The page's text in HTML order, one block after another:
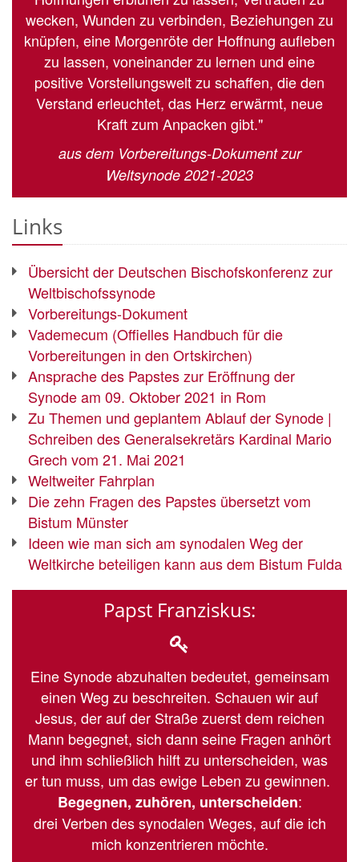
wecken, Wunden zu verbinden, Beziehungen zu
knüpfen, eine Morgenröte der Hoffnung aufleben
zu lassen, voneinander zu lernen und eine
positive Vorstellungswelt zu schaffen, die den
Verstand erleuchtet, das Herz erwärmt, neue
Kraft zum Anpacken gibt."
aus dem Vorbereitungs-Dokument zur
Weltsynode 2021-2023
Links
Übersicht der Deutschen Bischofskonferenz zur
Weltbischofssynode
Vorbereitungs-Dokument
Vademecum (Offielles Handbuch für die
Vorbereitungen in den Ortskirchen)
Ansprache des Papstes zur Eröffnung der
Synode am 09. Oktober 2021 in Rom
Zu Themen und geplantem Ablauf der Synode |
Schreiben des Generalsekretärs Kardinal Mario
Grech vom 21. Mai 2021
Weltweiter Fahrplan
Die zehn Fragen des Papstes übersetzt vom
Bistum Münster
Ideen wie man sich am synodalen Weg der
Weltkirche beteiligen kann aus dem Bistum Fulda
Papst Franziskus:
Eine Synode abzuhalten bedeutet, gemeinsam
einen Weg zu beschreiten. Schauen wir auf
Jesus, der auf der Straße zuerst dem reichen
Mann begegnet, sich dann seine Fragen anhört
und ihm schließlich hilft zu unterscheiden, was
er tun muss, um das ewige Leben zu gewinnen.
Begegnen, zuhören, unterscheiden:
drei Verben des synodalen Weges, auf die ich
mich konzentrieren möchte.